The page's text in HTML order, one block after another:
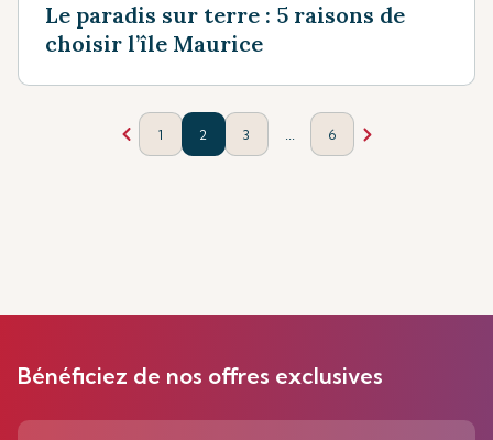
Le paradis sur terre : 5 raisons de
choisir l’île Maurice
1 2 3 6
Bénéficiez de nos offres exclusives